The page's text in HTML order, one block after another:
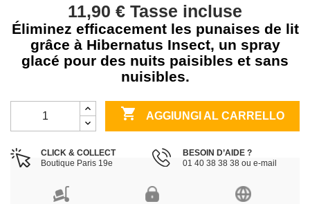
11,90 € Tasse incluse
Éliminez efficacement les punaises de lit
grâce à Hibernatus Insect, un spray
glacé pour des nuits paisibles et sans
nuisibles.
 AGGIUNGI AL CARRELLO
CLICK & COLLECT
Boutique Paris 19e
BESOIN D’AIDE ?
01 40 38 38 38 ou e-mail